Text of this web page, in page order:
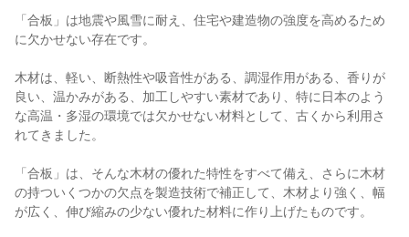
「合板」は地震や風雪に耐え、住宅や建造物の強度を高めるため
に欠かせない存在です。
木材は、軽い、断熱性や吸音性がある、調湿作用がある、香りが
良い、温かみがある、加工しやすい素材であり、特に日本のよう
な高温・多湿の環境では欠かせない材料として、古くから利用さ
れてきました。
「合板」は、そんな木材の優れた特性をすべて備え、さらに木材
の持ついくつかの欠点を製造技術で補正して、木材より強く、幅
が広く、伸び縮みの少ない優れた材料に作り上げたものです。